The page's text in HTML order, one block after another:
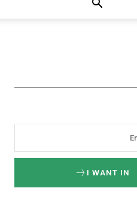
I WANT IN